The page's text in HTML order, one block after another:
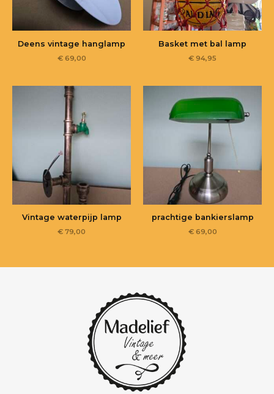
Deens vintage hanglamp
€69,00
Basket met bal lamp
€ 94,95
Vintage waterpijp lamp
€ 79,00
prachtige bankierslamp
€69,00